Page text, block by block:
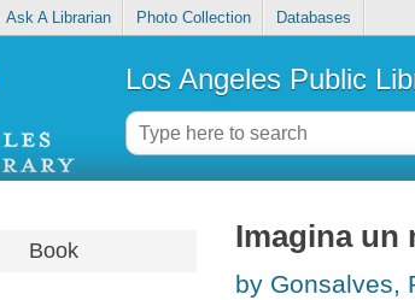
Ask A Librarian Photo Collection Databases
Los Angeles Public
Book Imagina un
by Gonsalves,